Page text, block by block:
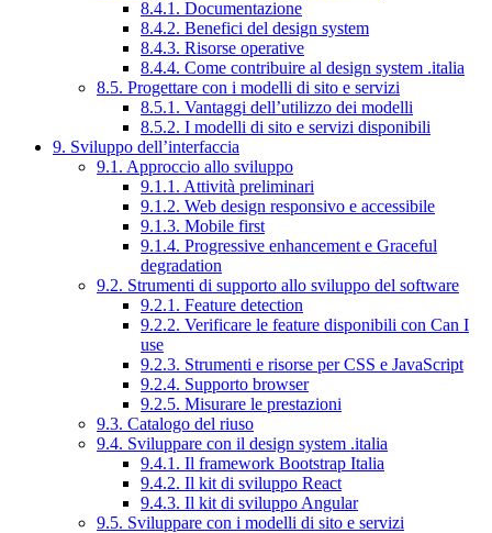
8.4.1. Documentazione
8.4.2. Benefici del design system
8.4.3. Risorse operative
8.4.4. Come contribuire al design system .italia
8.5. Progettare con i modelli di sito e servizi
8.5.1. Vantaggi dell’utilizzo dei modelli
8.5.2. I modelli di sito e servizi disponibili
9. Sviluppo dell’interfaccia
9.1. Approccio allo sviluppo
9.1.1. Attività preliminari
9.1.2. Web design responsivo e accessibile
9.1.3. Mobile first
9.1.4. Progressive enhancement e Graceful
degradation
9.2. Strumenti di supporto allo sviluppo del software
9.2.1. Feature detection
9.2.2. Verificare le feature disponibili con Can I
use
9.2.3. Strumenti e risorse per CSS e JavaScript
9.2.4. Supporto browser
9.2.5. Misurare le prestazioni
9.3. Catalogo del riuso
9.4. Sviluppare con il design system .italia
9.4.1. Il framework Bootstrap Italia
9.4.2. Il kit di sviluppo React
9.4.3. Il kit di sviluppo Angular
9.5. Sviluppare con i modelli di sito e servizi